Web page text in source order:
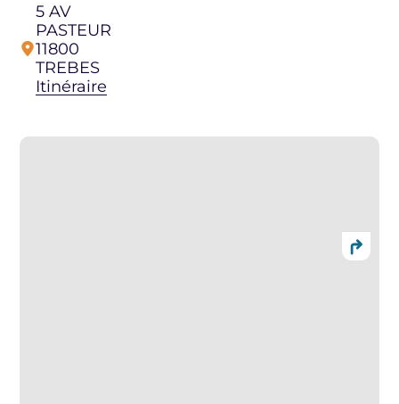
5 AV
PASTEUR
11800
TREBES
Itinéraire